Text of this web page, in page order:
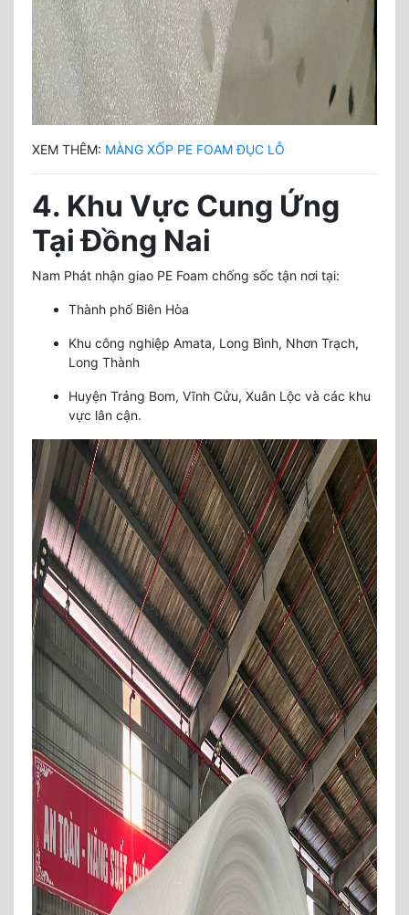
XEM THÊM: MÀNG XỐP PE FOAM ĐỤC LỖ
4. Khu Vực Cung Ứng
Tại Đồng Nai
Nam Phát nhận giao PE Foam chống sốc tận nơi tại:
Thành phố Biên Hòa
Khu công nghiệp Amata, Long Bình, Nhơn Trạch,
Long Thành
Huyện Trảng Bom, Vĩnh Cửu, Xuân Lộc và các khu
vực lân cận.